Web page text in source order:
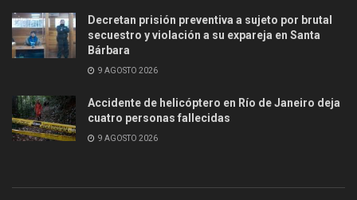
Decretan prisión preventiva a sujeto por brutal
secuestro y violación a su expareja en Santa
Bárbara
9 AGOSTO 2026
Accidente de helicóptero en Río de Janeiro deja
cuatro personas fallecidas
9 AGOSTO 2026